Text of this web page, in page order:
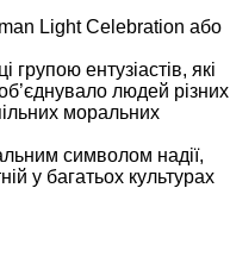
Light Celebration або
групою ентузіастів, які
людей різних
моральних
символом надії,
у багатьох культурах